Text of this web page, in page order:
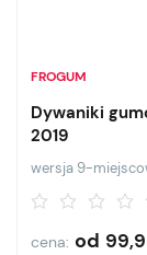
FROGUM
Dywaniki
2019
wersja 9-
cena: od